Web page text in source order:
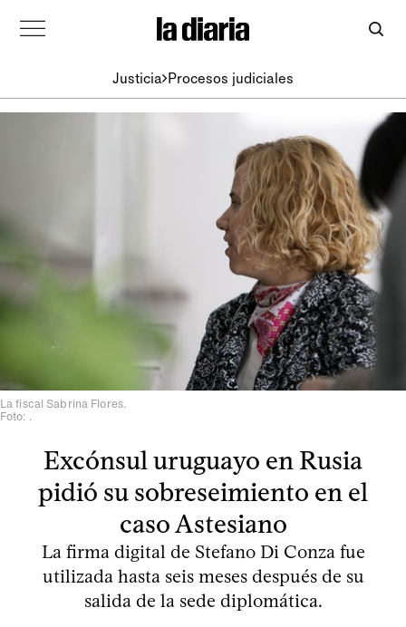
Justicia Procesos judiciales
La fiscal Sabrina Flores.
Foto: .
Excónsul uruguayo en Rusia
pidió su sobreseimiento en el
caso Astesiano
La firma digital de Stefano Di Conza fue
utilizada hasta seis meses después de su
salida de la sede diplomática.